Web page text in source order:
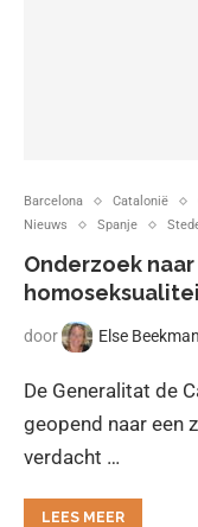
Barcelona Catalonië
Nieuws
Spanje
Onderzoek
door Else Beekman
De Generalitat de
geopend naar een
verdacht …
LEES MEER